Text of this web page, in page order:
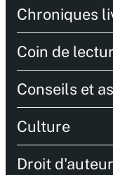
Chroniques
Coin de
Conseils et
Culture
Droit